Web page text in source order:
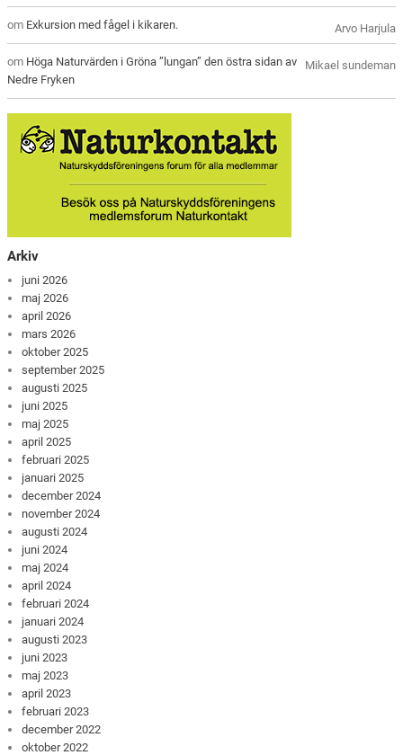
Arvo Harjula
om Exkursion med fågel i kikaren.
Mikael sundeman
om Höga Naturvärden i Gröna ”lungan” den östra sidan av
Nedre Fryken
Arkiv
juni 2026
maj 2026
april 2026
mars 2026
oktober 2025
september 2025
augusti 2025
juni 2025
maj 2025
april 2025
februari 2025
januari 2025
december 2024
november 2024
augusti 2024
juni 2024
maj 2024
april 2024
februari 2024
januari 2024
augusti 2023
juni 2023
maj 2023
april 2023
februari 2023
december 2022
oktober 2022